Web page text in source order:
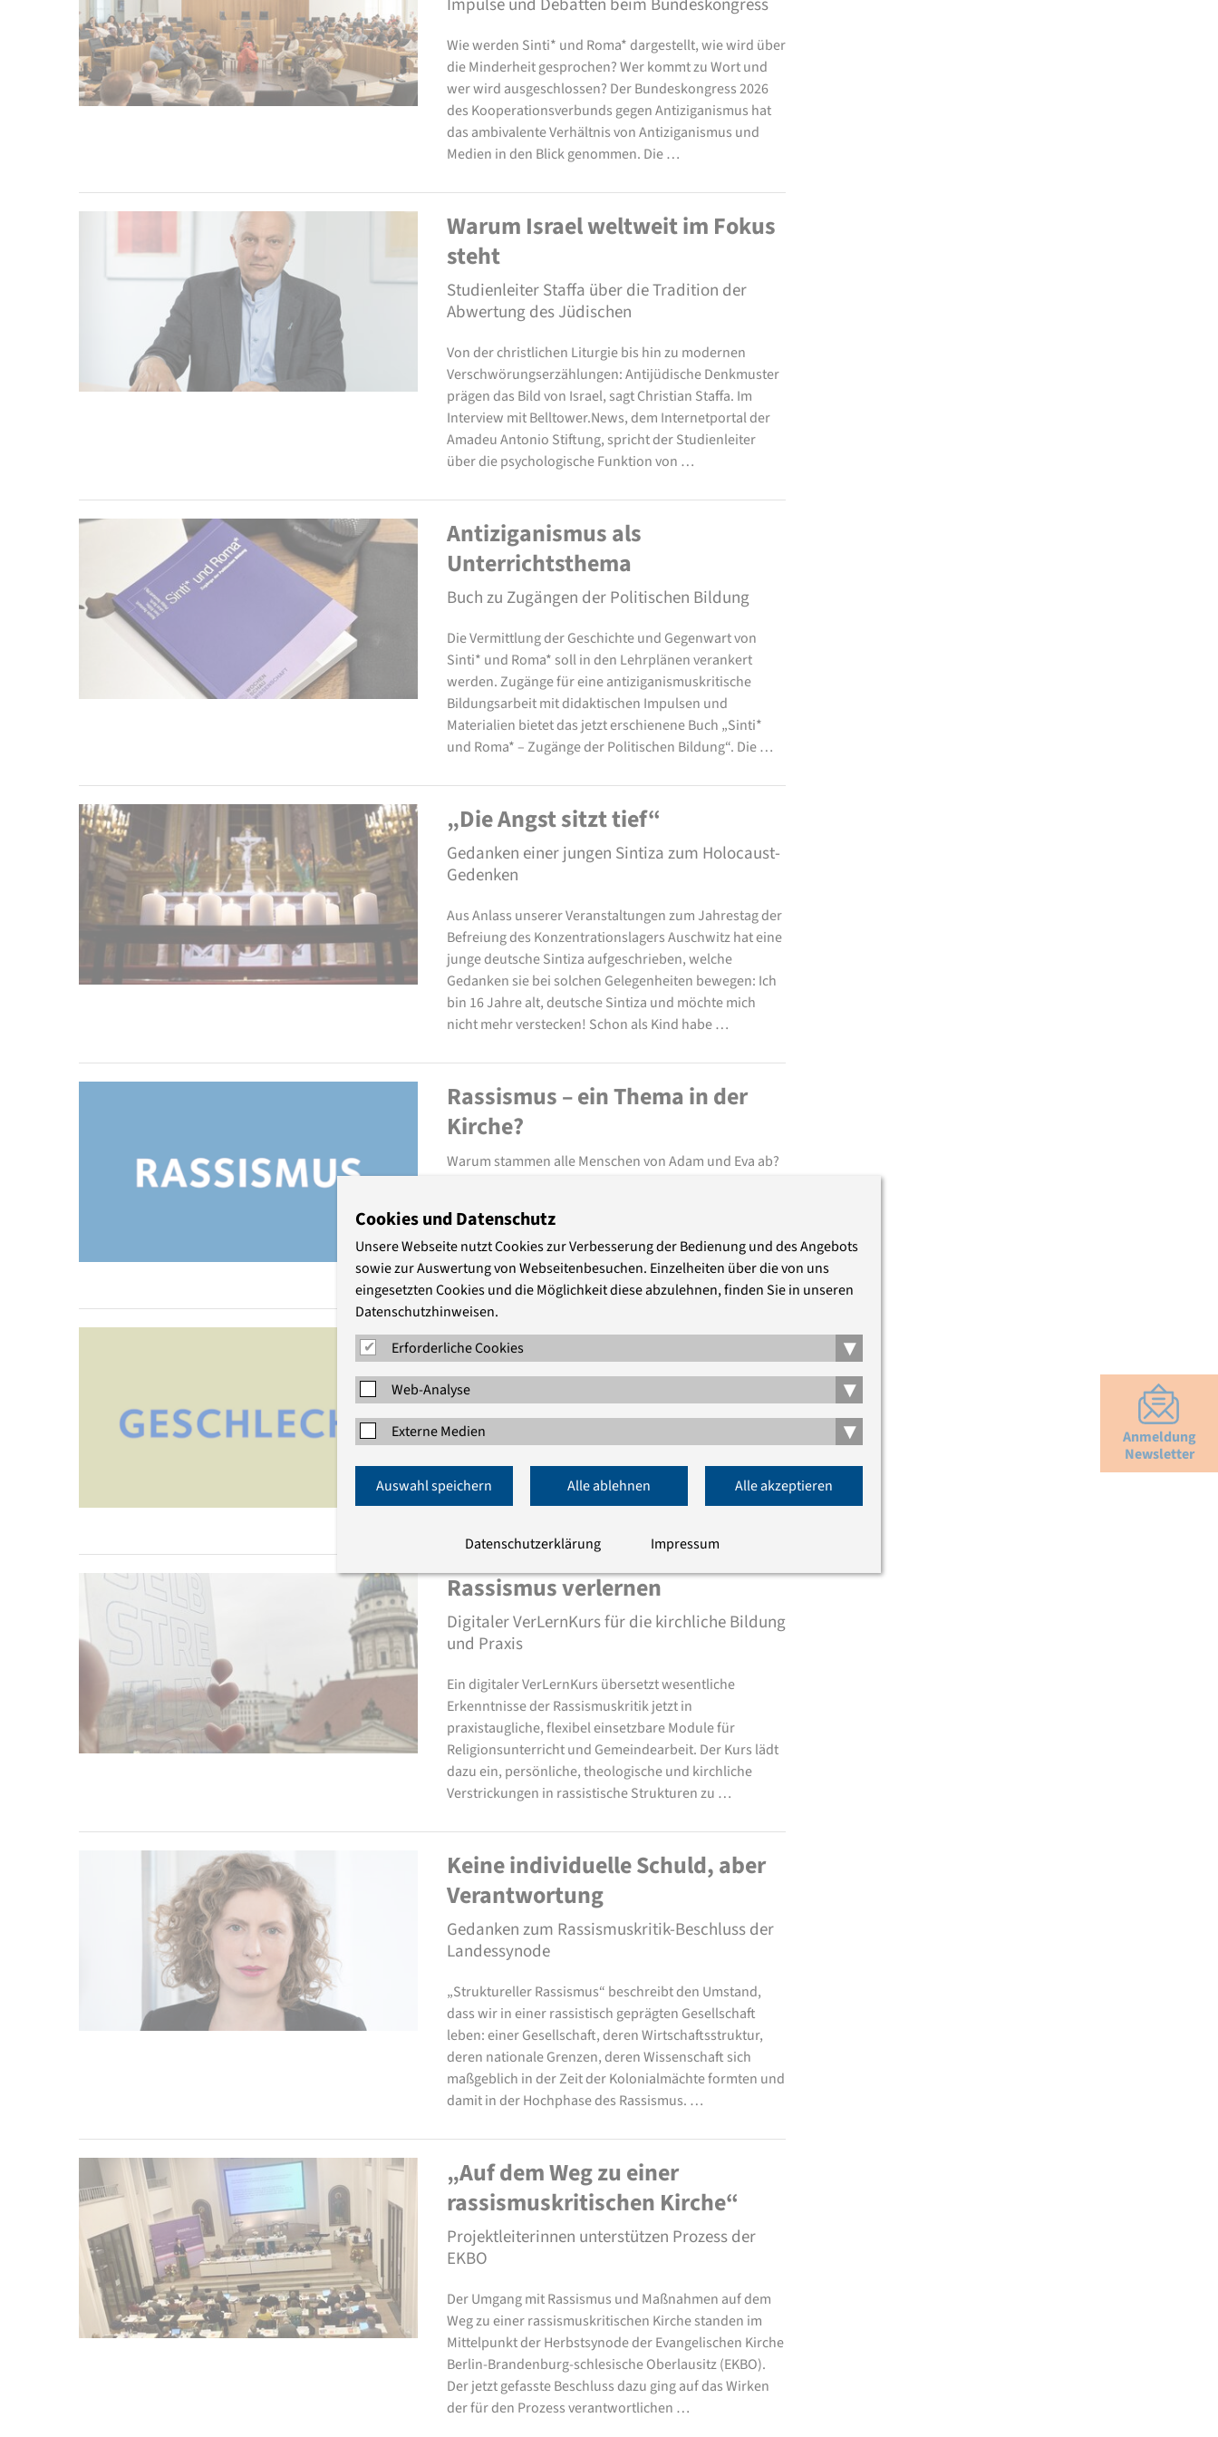
Impulse und Debatten beim Bundeskongress
Wie werden Sinti* und Roma* dargestellt, wie wird über
die Minderheit gesprochen? Wer kommt zu Wort und
wer wird ausgeschlossen? Der Bundeskongress 2026
des Kooperationsverbunds gegen Antiziganismus hat
das ambivalente Verhältnis von Antiziganismus und
Medien in den Blick genommen. Die …
Warum Israel weltweit im Fokus
steht
Studienleiter Staffa über die Tradition der
Abwertung des Jüdischen
Von der christlichen Liturgie bis hin zu modernen
Verschwörungserzählungen: Antijüdische Denkmuster
prägen das Bild von Israel, sagt Christian Staffa. Im
Interview mit Belltower.News, dem Internetportal der
Amadeu Antonio Stiftung, spricht der Studienleiter
über die psychologische Funktion von …
Antiziganismus als
Unterrichtsthema
Buch zu Zugängen der Politischen Bildung
Die Vermittlung der Geschichte und Gegenwart von
Sinti* und Roma* soll in den Lehrplänen verankert
werden. Zugänge für eine antiziganismuskritische
Bildungsarbeit mit didaktischen Impulsen und
Materialien bietet das jetzt erschienene Buch „Sinti*
und Roma* – Zugänge der Politischen Bildung“. Die …
„Die Angst sitzt tief“
Gedanken einer jungen Sintiza zum Holocaust-
Gedenken
Aus Anlass unserer Veranstaltungen zum Jahrestag der
Befreiung des Konzentrationslagers Auschwitz hat eine
junge deutsche Sintiza aufgeschrieben, welche
Gedanken sie bei solchen Gelegenheiten bewegen: Ich
bin 16 Jahre alt, deutsche Sintiza und möchte mich
nicht mehr verstecken! Schon als Kind habe …
Rassismus – ein Thema in der
Kirche?
Warum stammen alle Menschen von Adam und Eva ab?
so wunderbare und einfache Wahrheit lebt sich durch
alle Zeiten hindurch schwer. Mit erfundenen
Abstammungsorten wurden Menschen …
Geschlecht, Gender und
Geschöpflichkeit
„Und Gott sah alles, was er geschaffen hatte, und siehe
es war sehr gut.“ (Genesis 1,31) Vor Kurzem haben zwei
Landesregierungen das Gendern von Sprache im
Schriftverkehr von Behörden, Schulen und
Hochschulen verboten – also alle Versuche,
Rassismus verlernen
Digitaler VerLernKurs für die kirchliche Bildung
und Praxis
Ein digitaler VerLernKurs übersetzt wesentliche
Erkenntnisse der Rassismuskritik jetzt in
praxistaugliche, flexibel einsetzbare Module für
Religionsunterricht und Gemeindearbeit. Der Kurs lädt
dazu ein, persönliche, theologische und kirchliche
Verstrickungen in rassistische Strukturen zu …
Keine individuelle Schuld, aber
Verantwortung
Gedanken zum Rassismuskritik-Beschluss der
Landessynode
„Struktureller Rassismus“ beschreibt den Umstand,
dass wir in einer rassistisch geprägten Gesellschaft
leben: einer Gesellschaft, deren Wirtschaftsstruktur,
deren nationale Grenzen, deren Wissenschaft sich
maßgeblich in der Zeit der Kolonialmächte formten und
damit in der Hochphase des Rassismus. …
„Auf dem Weg zu einer
rassismuskritischen Kirche“
Projektleiterinnen unterstützen Prozess der
EKBO
Der Umgang mit Rassismus und Maßnahmen auf dem
Weg zu einer rassismuskritischen Kirche standen im
Mittelpunkt der Herbstsynode der Evangelischen Kirche
Berlin-Brandenburg-schlesische Oberlausitz (EKBO).
Der jetzt gefasste Beschluss dazu ging auf das Wirken
der für den Prozess verantwortlichen …
Anmeldung
Newsletter
Cookies und Datenschutz
Unsere Webseite nutzt Cookies zur Verbesserung der Bedienung und des Angebots
sowie zur Auswertung von Webseitenbesuchen. Einzelheiten über die von uns
eingesetzten Cookies und die Möglichkeit diese abzulehnen, finden Sie in unseren
Datenschutzhinweisen.
Erforderliche Cookies
▾
Web-Analyse ▾
Externe Medien ▾
Auswahl speichern Alle ablehnen Alle akzeptieren
Datenschutzerklärung Impressum